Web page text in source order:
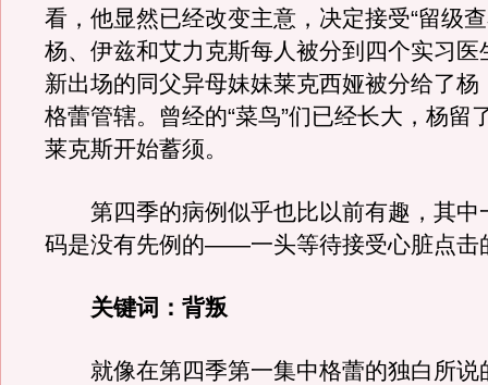
看，他显然已经改变主意，决定接受“留级
杨、伊兹和艾力克斯每人被分到四个实习医
新出场的同父异母妹妹莱克西娅被分给了杨
格蕾管辖。曾经的“菜鸟”们已经长大，杨留
莱克斯开始蓄须。
第四季的病例似乎也比以前有趣，其中
码是没有先例的——一头等待接受心脏点击
关键词：背叛
就像在第四季第一集中格蕾的独白所说